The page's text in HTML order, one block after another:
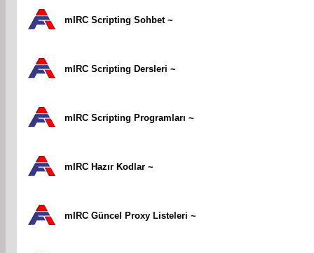
mIRC Scripting Sohbet ~
mIRC Scripting Dersleri ~
mIRC Scripting Programları ~
mIRC Hazır Kodlar ~
mIRC Güncel Proxy Listeleri ~